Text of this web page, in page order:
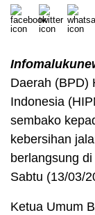
Daerah (BPD)
Indonesia
sembako
kebersihan
berlangsung
Sabtu (13/03/
Ketua Umum